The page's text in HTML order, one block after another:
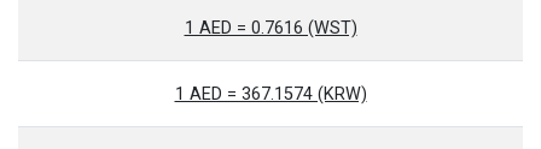
1 AED = 0.7616 (WST)
1 AED = 367.1574 (KRW)